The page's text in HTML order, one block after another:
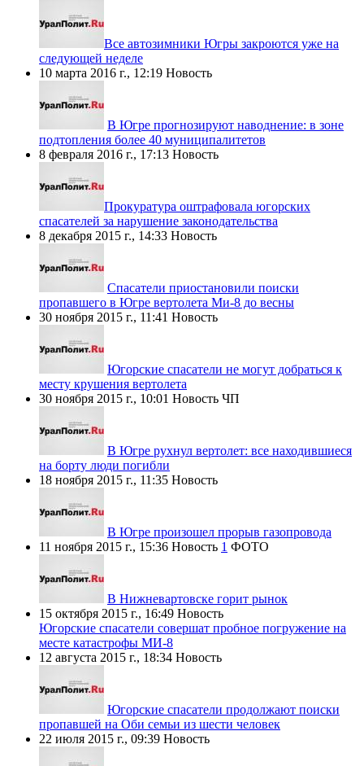
​Все автозимники Югры закроются уже на
следующей неделе
10 марта 2016 г., 12:19 Новость
В Югре прогнозируют наводнение: в зоне
подтопления более 40 муниципалитетов
8 февраля 2016 г., 17:13 Новость
​Прокуратура оштрафовала югорских
спасателей за нарушение законодательства
8 декабря 2015 г., 14:33 Новость
Спасатели приостановили поиски
пропавшего в Югре вертолета Ми-8 до весны
30 ноября 2015 г., 11:41 Новость
Югорские спасатели не могут добраться к
месту крушения вертолета
30 ноября 2015 г., 10:01 Новость ЧП
В Югре рухнул вертолет: все находившиеся
на борту люди погибли
18 ноября 2015 г., 11:35 Новость
В Югре произошел прорыв газопровода
11 ноября 2015 г., 15:36 Новость 1 ФОТО
В Нижневартовске горит рынок
15 октября 2015 г., 16:49 Новость
Югорские спасатели совершат пробное погружение на
месте катастрофы МИ-8
12 августа 2015 г., 18:34 Новость
Югорские спасатели продолжают поиски
пропавшей на Оби семьи из шести человек
22 июля 2015 г., 09:39 Новость